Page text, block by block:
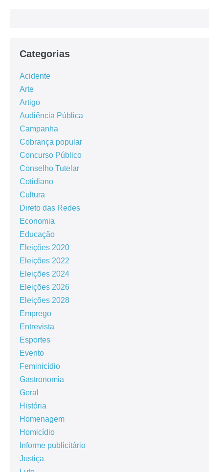
Categorias
Acidente
Arte
Artigo
Audiência Pública
Campanha
Cobrança popular
Concurso Público
Conselho Tutelar
Cotidiano
Cultura
Direto das Redes
Economia
Educação
Eleições 2020
Eleições 2022
Eleições 2024
Eleições 2026
Eleições 2028
Emprego
Entrevista
Esportes
Evento
Feminicídio
Gastronomia
Geral
História
Homenagem
Homicídio
Informe publicitário
Justiça